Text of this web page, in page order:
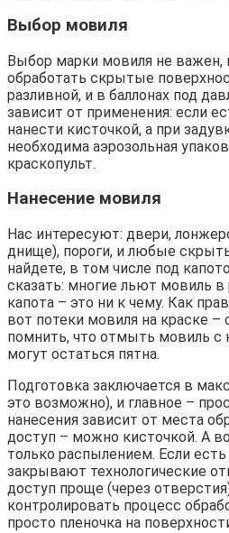
Выбор мовиля
Выбор марки мовиля не важен,
обработать скрытые
разливной, и в баллонах под
зависит от применения: если
нанести кисточкой, а при
необходима аэрозольная
краскопульт.
Нанесение мовиля
Нас интересуют: двери,
днище), пороги, и любые
найдете, в том числе под
сказать: многие льют мовиль
капота – это ни к чему. Как
вот потеки мовиля на краске –
помнить, что отмыть мовиль с
могут остаться пятна.
Подготовка заключается в
это возможно), и главное –
нанесения зависит от места
доступ – можно кисточкой. А
только распылением. Если
закрывают технологические
доступ проще (через
контролировать процесс
просто пленочка на